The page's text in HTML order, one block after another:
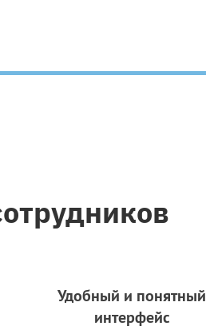
Удобный и понятный
интерфейс